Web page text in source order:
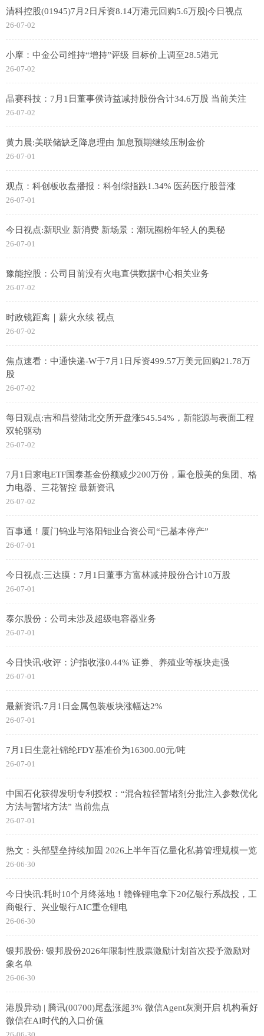
清科控股(01945)7月2日斥资8.14万港元回购5.6万股|今日视点
26-07-02
小摩：中金公司维持“增持”评级 目标价上调至28.5港元
26-07-02
晶赛科技：7月1日董事侯诗益减持股份合计34.6万股 当前关注
26-07-02
黄力晨:美联储缺乏降息理由 加息预期继续压制金价
26-07-01
观点：科创板收盘播报：科创综指跌1.34% 医药医疗股普涨
26-07-01
今日视点:新职业 新消费 新场景：潮玩圈粉年轻人的奥秘
26-07-01
豫能控股：公司目前没有火电直供数据中心相关业务
26-07-02
时政镜距离｜薪火永续 视点
26-07-02
焦点速看：中通快递-W于7月1日斥资499.57万美元回购21.78万
股
26-07-02
每日观点:吉和昌登陆北交所开盘涨545.54%，新能源与表面工程
双轮驱动
26-07-02
7月1日家电ETF国泰基金份额减少200万份，重仓股美的集团、格
力电器、三花智控 最新资讯
26-07-02
百事通！厦门钨业与洛阳钼业合资公司“已基本停产”
26-07-01
今日视点:三达膜：7月1日董事方富林减持股份合计10万股
26-07-01
泰尔股份：公司未涉及超级电容器业务
26-07-01
今日快讯:收评：沪指收涨0.44% 证券、养殖业等板块走强
26-07-01
最新资讯:7月1日金属包装板块涨幅达2%
26-07-01
7月1日生意社锦纶FDY基准价为16300.00元/吨
26-07-01
中国石化获得发明专利授权：“混合粒径暂堵剂分批注入参数优化
方法与暂堵方法” 当前焦点
26-07-01
热文：头部壁垒持续加固 2026上半年百亿量化私募管理规模一览
26-06-30
今日快讯:耗时10个月终落地！赣锋锂电拿下20亿银行系战投，工
商银行、兴业银行AIC重仓锂电
26-06-30
银邦股份: 银邦股份2026年限制性股票激励计划首次授予激励对
象名单
26-06-30
港股异动 | 腾讯(00700)尾盘涨超3% 微信Agent灰测开启 机构看好
微信在AI时代的入口价值